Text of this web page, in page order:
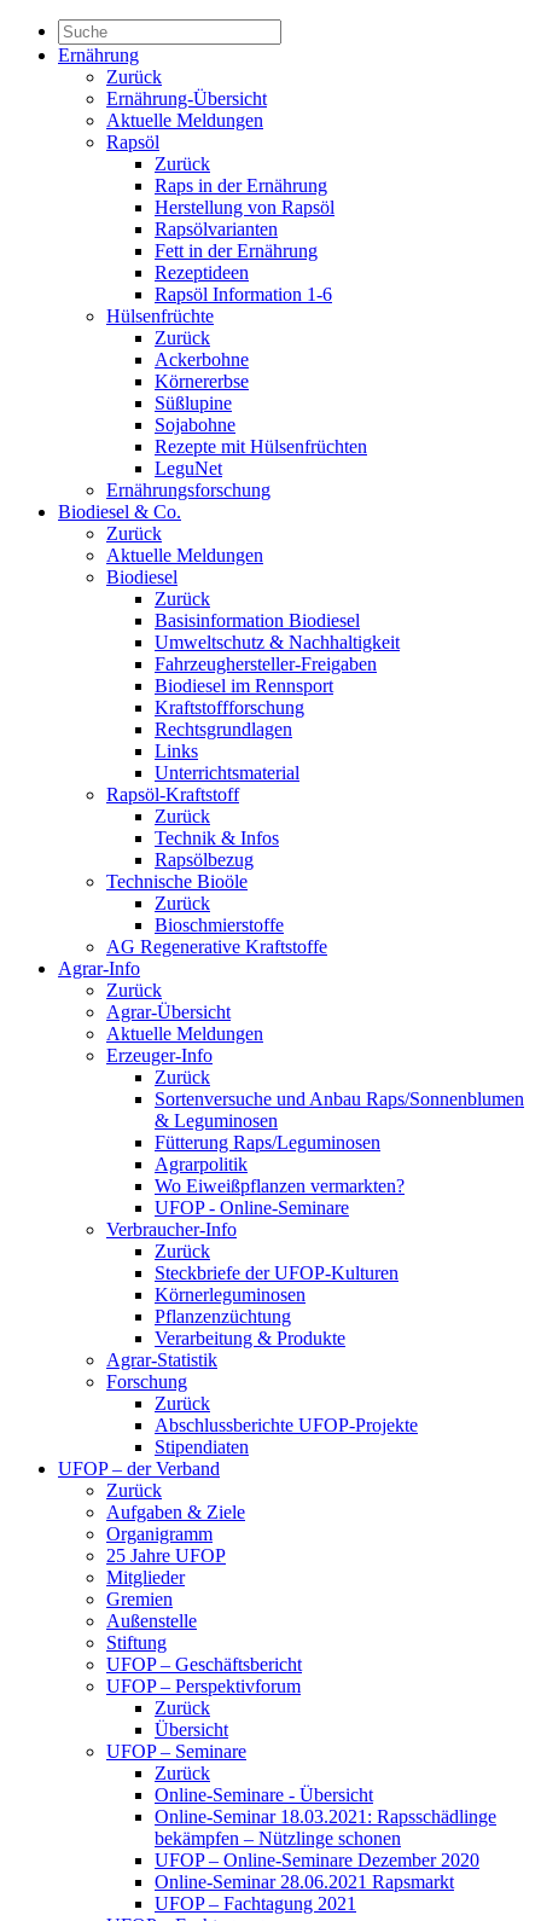
Ernährung
Zurück
Ernährung-Übersicht
Aktuelle Meldungen
Rapsöl
Zurück
Raps in der Ernährung
Herstellung von Rapsöl
Rapsölvarianten
Fett in der Ernährung
Rezeptideen
Rapsöl Information 1-6
Hülsenfrüchte
Zurück
Ackerbohne
Körnererbse
Süßlupine
Sojabohne
Rezepte mit Hülsenfrüchten
LeguNet
Ernährungsforschung
Biodiesel & Co.
Zurück
Aktuelle Meldungen
Biodiesel
Zurück
Basisinformation Biodiesel
Umweltschutz & Nachhaltigkeit
Fahrzeughersteller-Freigaben
Biodiesel im Rennsport
Kraftstoffforschung
Rechtsgrundlagen
Links
Unterrichtsmaterial
Rapsöl-Kraftstoff
Zurück
Technik & Infos
Rapsölbezug
Technische Bioöle
Zurück
Bioschmierstoffe
AG Regenerative Kraftstoffe
Agrar-Info
Zurück
Agrar-Übersicht
Aktuelle Meldungen
Erzeuger-Info
Zurück
Sortenversuche und Anbau Raps/Sonnenblumen
& Leguminosen
Fütterung Raps/Leguminosen
Agrarpolitik
Wo Eiweißpflanzen vermarkten?
UFOP - Online-Seminare
Verbraucher-Info
Zurück
Steckbriefe der UFOP-Kulturen
Körnerleguminosen
Pflanzenzüchtung
Verarbeitung & Produkte
Agrar-Statistik
Forschung
Zurück
Abschlussberichte UFOP-Projekte
Stipendiaten
UFOP – der Verband
Zurück
Aufgaben & Ziele
Organigramm
25 Jahre UFOP
Mitglieder
Gremien
Außenstelle
Stiftung
UFOP – Geschäftsbericht
UFOP – Perspektivforum
Zurück
Übersicht
UFOP – Seminare
Zurück
Online-Seminare - Übersicht
Online-Seminar 18.03.2021: Rapsschädlinge
bekämpfen – Nützlinge schonen
UFOP – Online-Seminare Dezember 2020
Online-Seminar 28.06.2021 Rapsmarkt
UFOP – Fachtagung 2021